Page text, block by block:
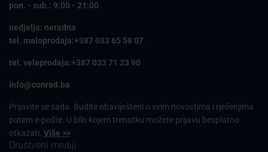
pon. - sub.: 9:00 - 21:00
nedjelja: neradna
tel. maloprodaja:+387 033 65 58 07
tel. veleprodaja:+387 033 71 23 90
info@conrad.ba
Prijavite se sada. Budite obaviješteni o svim novostima i rješenjima
putem e-pošte. U bilo kojem trenutku možete prijavu besplatno
otkazati. Više >>
Društveni mediji